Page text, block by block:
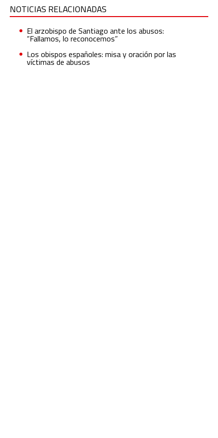
NOTICIAS RELACIONADAS
El arzobispo de Santiago ante los abusos:
“Fallamos, lo reconocemos”
Los obispos españoles: misa y oración por las
víctimas de abusos